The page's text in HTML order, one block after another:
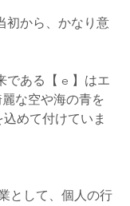
初から、かなり意
である【 e 】はエ
な空や海の青を
めて付けていま
として、個人の行